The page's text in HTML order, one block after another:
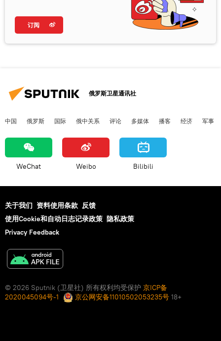
订阅
俄罗斯卫星通讯社
中国 俄罗斯 国际 俄中关系 评论 多媒体 播客 经济 军事
WeChat Weibo Bilibili
关于我们 资料使用条款 反馈
使用Cookie和自动日志记录政策 隐私政策
Privacy Feedback
© 2026 Sputnik (卫星社) 所有权利均受保护 京ICP备
2020045094号-1
京公网安备11010502053235号 18+